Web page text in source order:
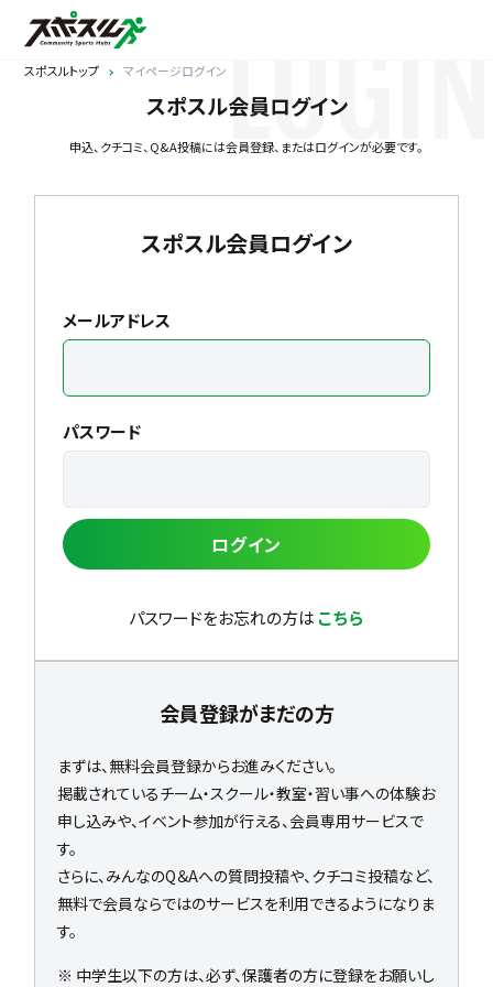
スポスルトップ マイページログイン
スポスル会員ログイン
申込、クチコミ、Q&A投稿には会員登録、またはログインが必要です。
LOGIN
スポスル会員ログイン
メールアドレス
パスワード
ログイン
パスワードをお忘れの方は こちら
会員登録がまだの方
まずは、無料会員登録からお進みください。
掲載されているチーム・スクール・教室・習い事への体験お
申し込みや、イベント参加が行える、会員専用サービスで
す。
さらに、みんなのQ＆Aへの質問投稿や、クチコミ投稿など、
無料で会員ならではのサービスを利用できるようになりま
す。
※ 中学生以下の方は、必ず、保護者の方に登録をお願いし